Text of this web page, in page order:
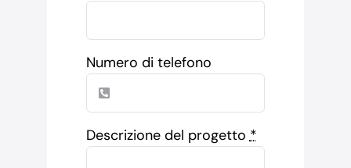
Numero di telefono
Descrizione del progetto *